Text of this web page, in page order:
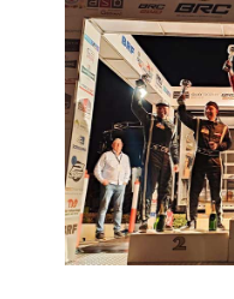
RALLYE
MONTAGNE
EVÈNEMENTS
CALENDRIER
FOCUS